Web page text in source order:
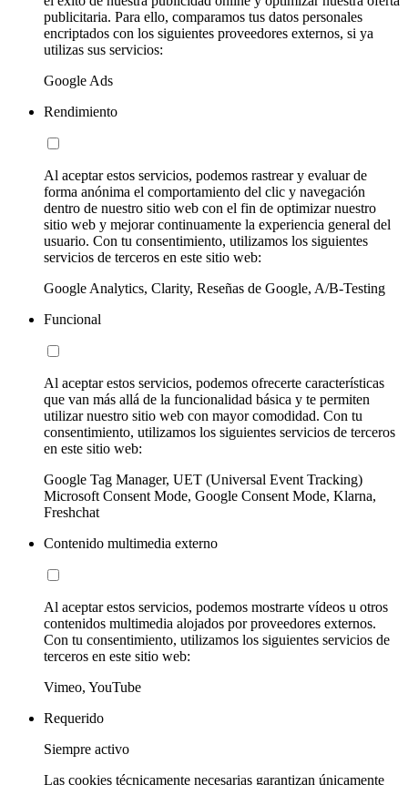
publicitaria. Para ello, comparamos tus datos personales
encriptados con los siguientes proveedores externos, si ya
utilizas sus servicios:
Google Ads
Rendimiento
Al aceptar estos servicios, podemos rastrear y evaluar de
forma anónima el comportamiento del clic y navegación
dentro de nuestro sitio web con el fin de optimizar nuestro
sitio web y mejorar continuamente la experiencia general del
usuario. Con tu consentimiento, utilizamos los siguientes
servicios de terceros en este sitio web:
Google Analytics, Clarity, Reseñas de Google, A/B-Testing
Funcional
Al aceptar estos servicios, podemos ofrecerte características
que van más allá de la funcionalidad básica y te permiten
utilizar nuestro sitio web con mayor comodidad. Con tu
consentimiento, utilizamos los siguientes servicios de terceros
en este sitio web:
Google Tag Manager, UET (Universal Event Tracking)
Microsoft Consent Mode, Google Consent Mode, Klarna,
Freshchat
Contenido multimedia externo
Al aceptar estos servicios, podemos mostrarte vídeos u otros
contenidos multimedia alojados por proveedores externos.
Con tu consentimiento, utilizamos los siguientes servicios de
terceros en este sitio web:
Vimeo, YouTube
Requerido
Siempre activo
Las cookies técnicamente necesarias garantizan únicamente